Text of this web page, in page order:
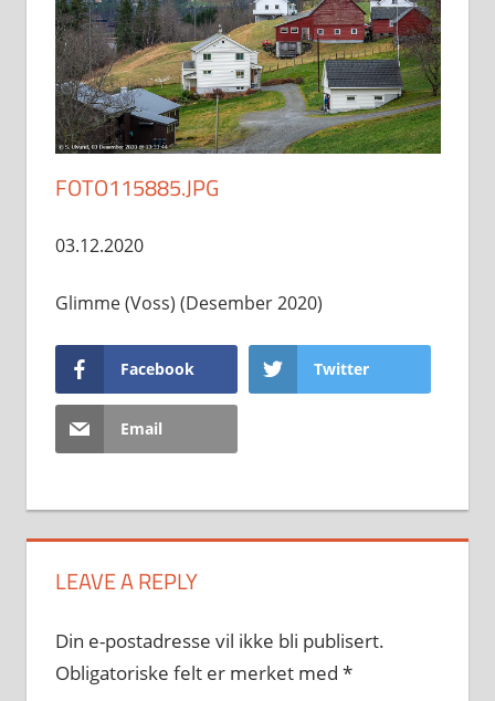
FOTO115885.JPG
03.12.2020
Glimme (Voss) (Desember 2020)
Facebook Twitter
Email
LEAVE A REPLY
Din e-postadresse vil ikke bli publisert.
Obligatoriske felt er merket med *